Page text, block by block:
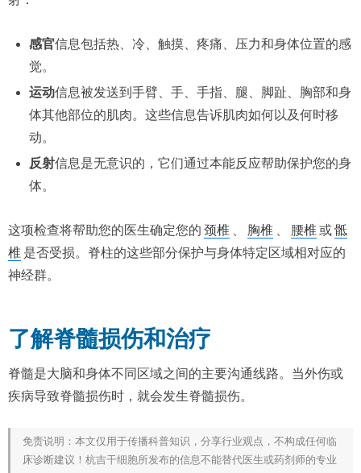
感官信息包括热、冷、触摸、疼痛、压力和身体位置的感
觉。
运动信息被发送到手臂、手、手指、腿、脚趾、胸部和身
体其他部位的肌肉。这些信息告诉肌肉如何以及何时移
动。
反射信息是无意识的，它们通过本能反应帮助保护您的身
体。
这项检查将帮助您的医生确定您的 颈椎 胸椎 腰椎 或骶
椎 是否受损。脊柱的这些部分保护与身体特定区域相对应的
神经群。
了解脊髓损伤和治疗
脊髓是大脑和身体不同区域之间的主要沟通线路。当外伤或
疾病导致脊髓损伤时，就会发生脊髓损伤。
免责说明：本文仅用于传播科普知识，分享行业观点，不构成任何临
床诊断建议！杭吉干细胞所发布的信息不能替代医生或药剂师的专业